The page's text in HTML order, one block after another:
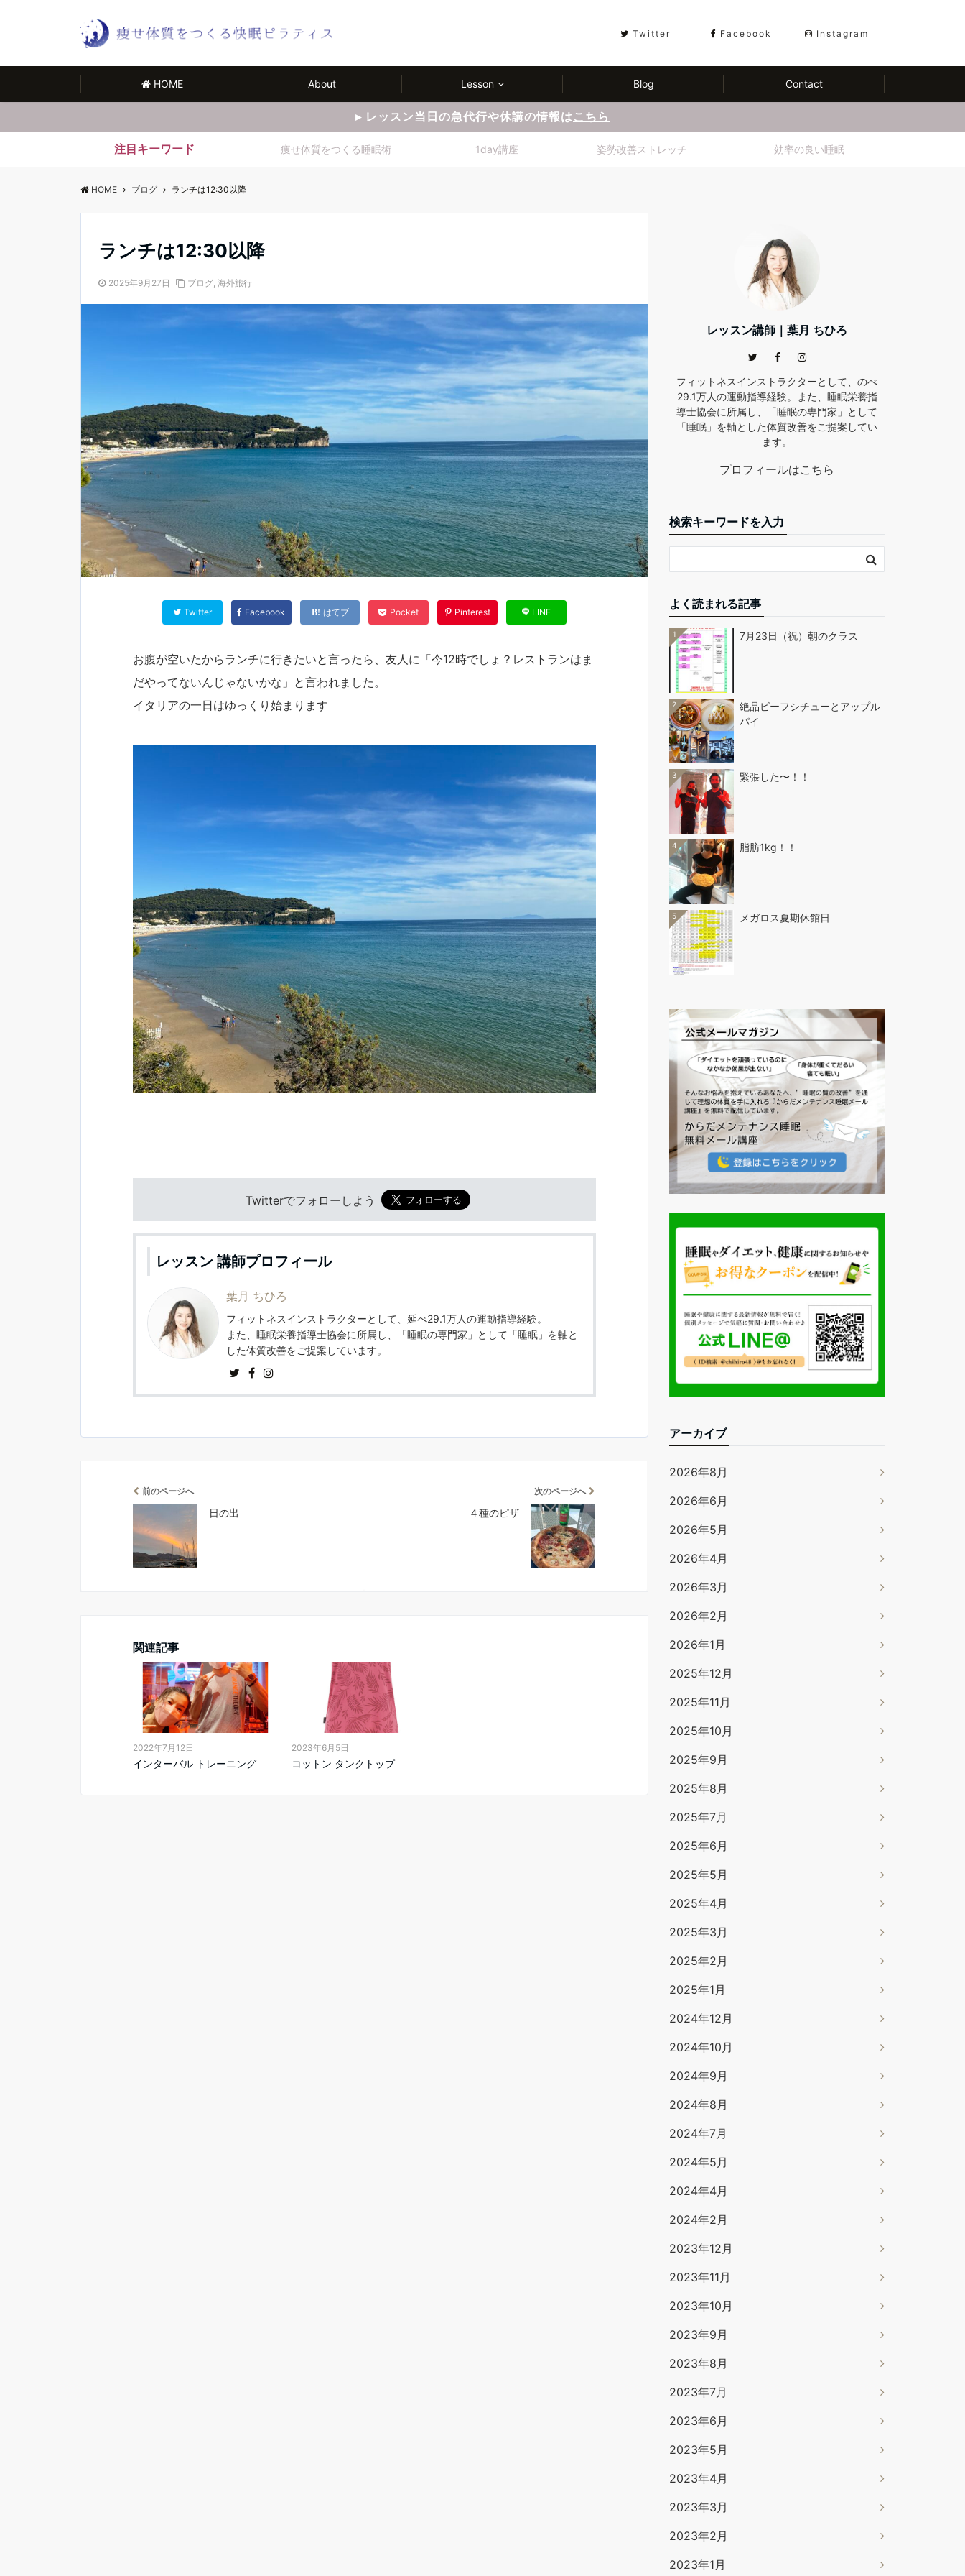
Twitter Facebook Instagram
HOME About Lesson Blog Contact
▸ レッスン当日の急代行や休講の情報はこちら
注目キーワード 痩せ体質をつくる睡眠術 1day講座 姿勢改善ストレッチ 効率の良い睡眠
HOME ブログ ランチは12:30以降
ランチは12:30以降
2025年9月27日 ブログ, 海外旅行
Twitter Facebook はてブ Pocket Pinterest LINE
お腹が空いたからランチに行きたいと言ったら、友人に「今12時でしょ？レストランはま
だやってないんじゃないかな」と言われました。
イタリアの一日はゆっくり始まります
Twitterでフォローしよう
レッスン 講師プロフィール
葉月 ちひろ
フィットネスインストラクターとして、延べ29.1万人の運動指導経験。
また、睡眠栄養指導士協会に所属し、「睡眠の専門家」として「睡眠」を軸と
した体質改善をご提案しています。
前のページへ
日の出
次のページへ
４種のピザ
関連記事
2022年7月12日
インターバル トレーニング
2023年6月5日
コットン タンクトップ
レッスン講師｜葉月 ちひろ
フィットネスインストラクターとして、のべ
29.1万人の運動指導経験。また、睡眠栄養指
導士協会に所属し、「睡眠の専門家」として
「睡眠」を軸とした体質改善をご提案してい
ます。
プロフィールはこちら
検索キーワードを入力
よく読まれる記事
1 7月23日（祝）朝のクラス
2
絶品ビーフシチューとアップル
パイ
3 緊張した〜！！
4 脂肪1kg！！
5 メガロス夏期休館日
アーカイブ
2026年8月
2026年6月
2026年5月
2026年4月
2026年3月
2026年2月
2026年1月
2025年12月
2025年11月
2025年10月
2025年9月
2025年8月
2025年7月
2025年6月
2025年5月
2025年4月
2025年3月
2025年2月
2025年1月
2024年12月
2024年10月
2024年9月
2024年8月
2024年7月
2024年5月
2024年4月
2024年2月
2023年12月
2023年11月
2023年10月
2023年9月
2023年8月
2023年7月
2023年6月
2023年5月
2023年4月
2023年3月
2023年2月
2023年1月